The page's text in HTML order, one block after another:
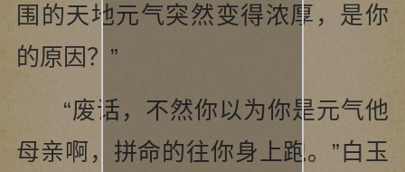
围的天地元气突然变得浓厚，是你
的原因？”
“废话，不然你以为你是元气他
母亲啊，拼命的往你身上跑。”白玉